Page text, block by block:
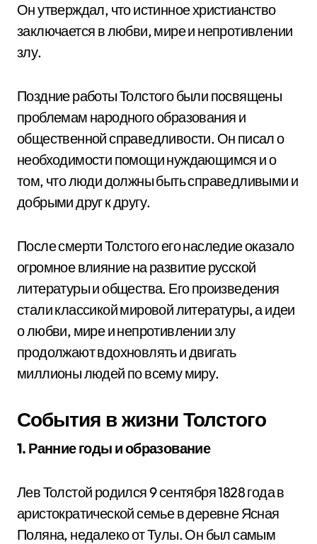
Он утверждал, что истинное христианство
заключается в любви, мире и непротивлении
злу.
Поздние работы Толстого были посвящены
проблемам народного образования и
общественной справедливости. Он писал о
необходимости помощи нуждающимся и о
том, что люди должны быть справедливыми и
добрыми друг к другу.
После смерти Толстого его наследие оказало
огромное влияние на развитие русской
литературы и общества. Его произведения
стали классикой мировой литературы, а идеи
о любви, мире и непротивлении злу
продолжают вдохновлять и двигать
миллионы людей по всему миру.
События в жизни Толстого
1. Ранние годы и образование
Лев Толстой родился 9 сентября 1828 года в
аристократической семье в деревне Ясная
Поляна, недалеко от Тулы. Он был самым